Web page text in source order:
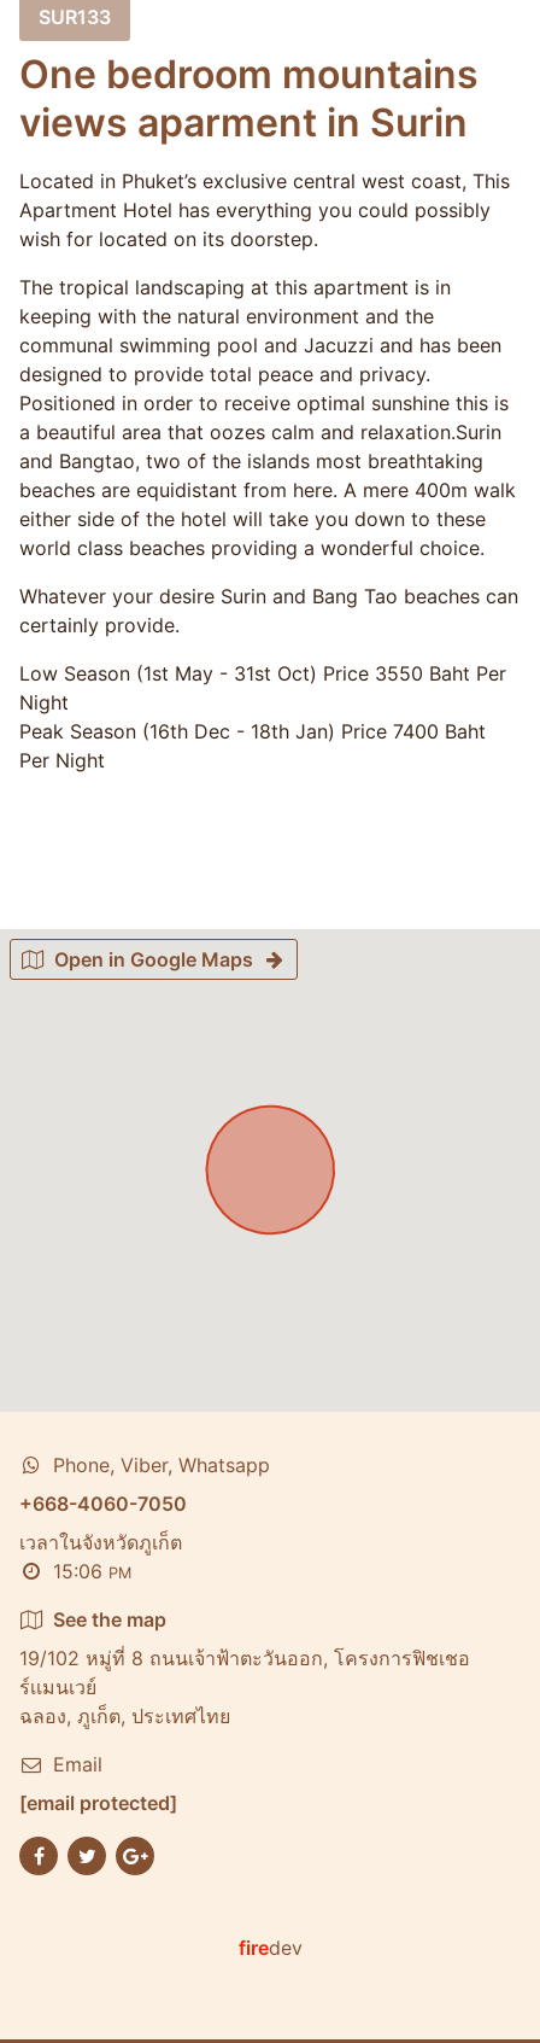
SUR133
One bedroom mountains
views aparment in Surin
Located in Phuket’s exclusive central west coast, This
Apartment Hotel has everything you could possibly
wish for located on its doorstep.
The tropical landscaping at this apartment is in
keeping with the natural environment and the
communal swimming pool and Jacuzzi and has been
designed to provide total peace and privacy.
Positioned in order to receive optimal sunshine this is
a beautiful area that oozes calm and relaxation.Surin
and Bangtao, two of the islands most breathtaking
beaches are equidistant from here. A mere 400m walk
either side of the hotel will take you down to these
world class beaches providing a wonderful choice.
Whatever your desire Surin and Bang Tao beaches can
certainly provide.
Low Season (1st May - 31st Oct) Price 3550 Baht Per
Night
Peak Season (16th Dec - 18th Jan) Price 7400 Baht
Per Night
Open in Google Maps
Phone, Viber, Whatsapp
+668-4060-7050
เวลาในจังหวัดภูเก็ต
15:06 PM
See the map
19/102 หมู่ที่ 8 ถนนเจ้าฟ้าตะวันออก, โครงการฟิชเชอ
ร์เเมนเวย์
ฉลอง, ภูเก็ต, ประเทศไทย
Email
[email protected]
firedev